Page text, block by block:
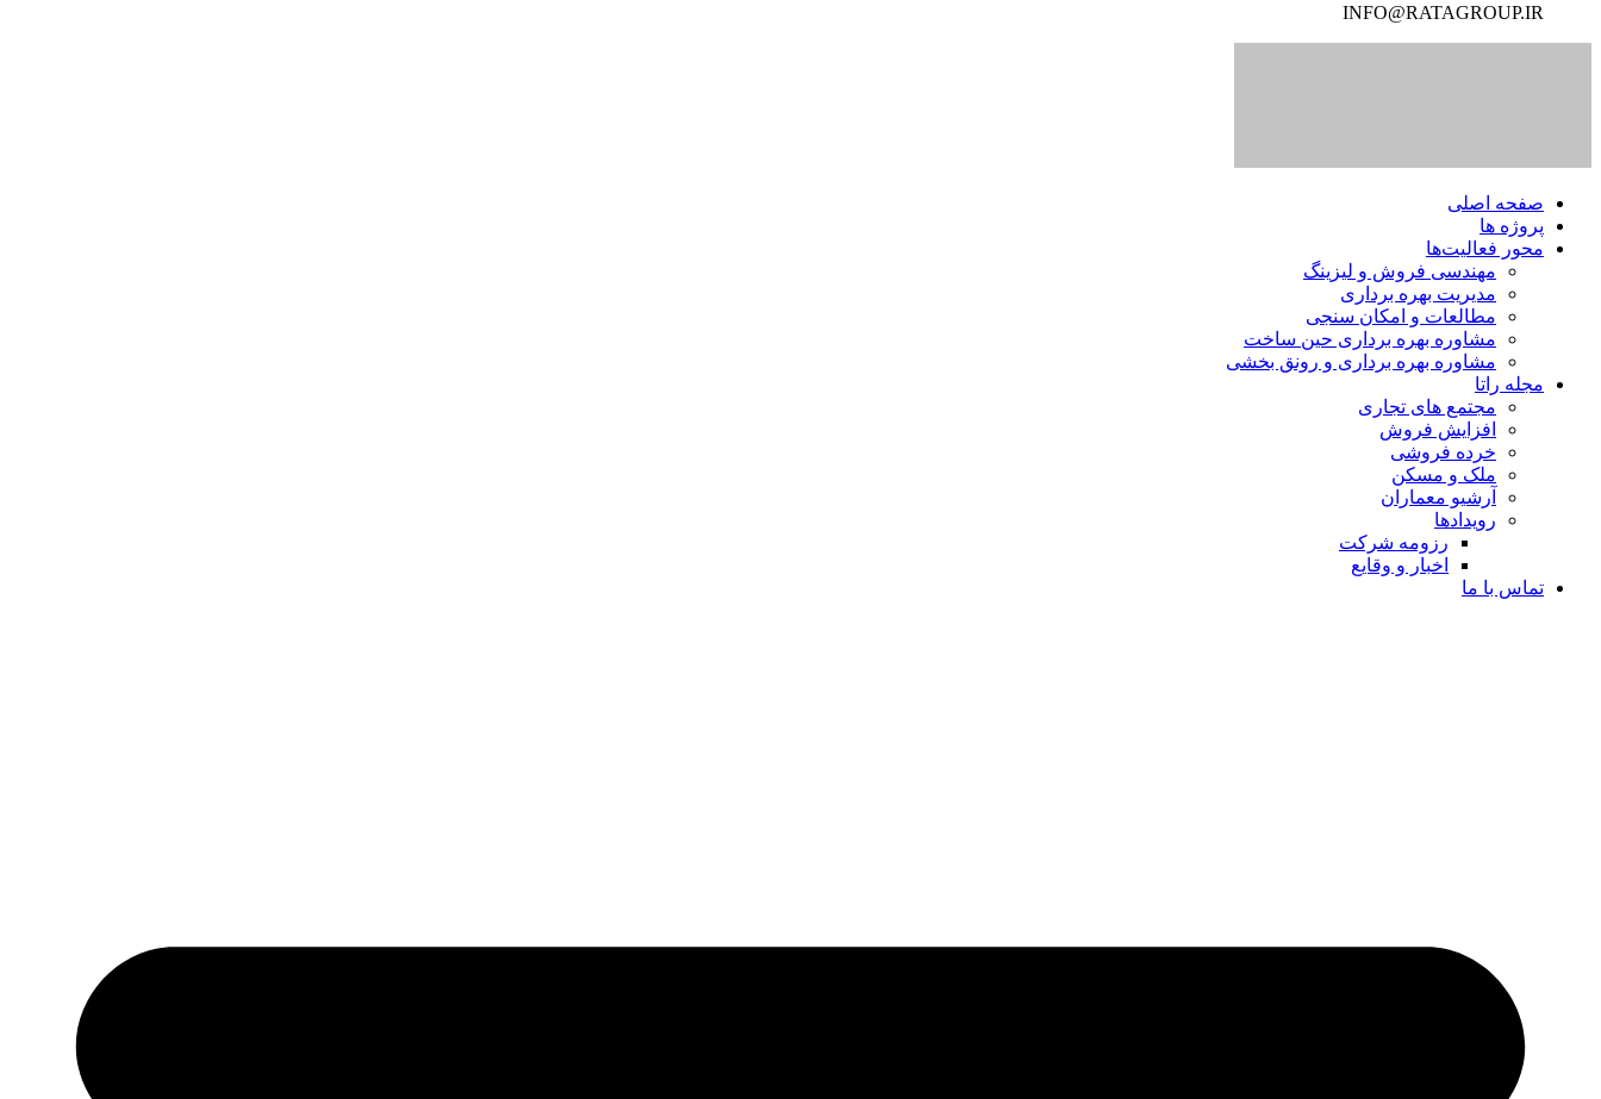
INFO@RATAGROUP.IR
صفحه اصلی
پروژه ها
محور فعالیت‌‌ها
مهندسی فروش و لیزینگ
مدیریت بهره برداری
مطالعات و امکان سنجی
مشاوره بهره برداری حین ساخت
مشاوره بهره برداری و رونق بخشی
مجله راتا
مجتمع های تجاری
افزایش فروش
خرده فروشی
ملک و مسکن
آرشیو معماران
رویدادها
رزومه شرکت
اخبار و وقایع
تماس با ما